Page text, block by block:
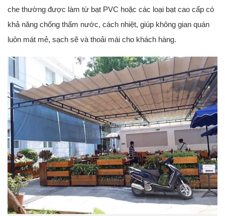
che thường được làm từ bạt PVC hoặc các loại bạt cao cấp có
khả năng chống thấm nước, cách nhiệt, giúp không gian quán
luôn mát mẻ, sạch sẽ và thoải mái cho khách hàng.